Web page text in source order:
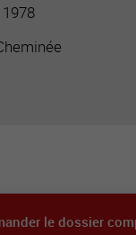
1978
le dossier